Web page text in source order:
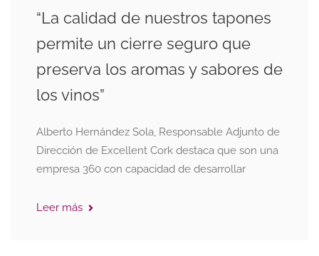
“La calidad de nuestros tapones
permite un cierre seguro que
preserva los aromas y sabores de
los vinos”
Alberto Hernández Sola, Responsable Adjunto de
Dirección de Excellent Cork destaca que son una
empresa 360 con capacidad de desarrollar
Leer más